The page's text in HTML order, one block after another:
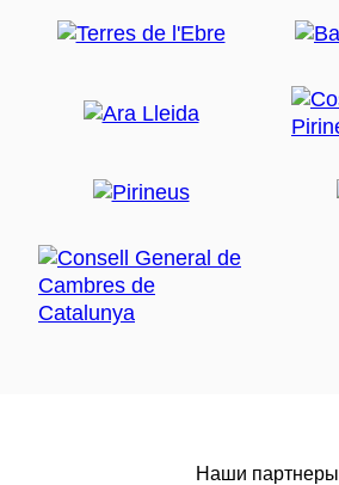
Наши партнеры